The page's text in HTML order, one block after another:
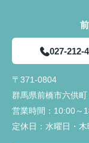
027-212-
〒371-0804
群馬県前橋市六供
営業時間： 10:00～
定休日： 水曜日・木